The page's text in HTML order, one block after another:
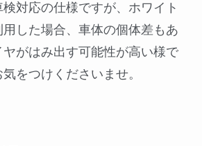
対応の仕様ですが、ホワイト
した場合、車体の個体差もあ
がはみ出す可能性が高い様で
をつけくださいませ。